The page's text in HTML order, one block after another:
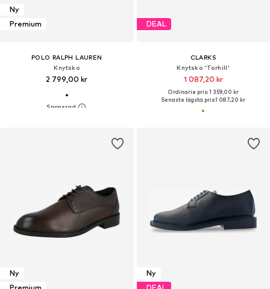
Ny
Premium
POLO RALPH LAUREN
Knytsko
2 799,00 kr
DEAL
CLARKS
Knytsko 'Torhill'
1 087,20 kr
Ordinarie pris: 1 359,00 kr
Senaste lägsta pris:1 087,20 kr
Ny
Ny